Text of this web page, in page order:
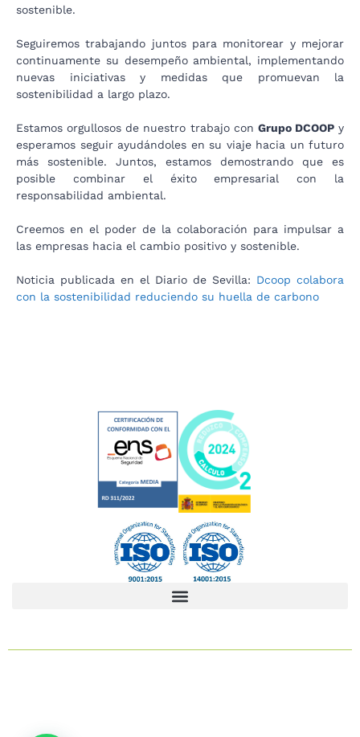
sostenible.
Seguiremos trabajando juntos para monitorear y mejorar
continuamente su desempeño ambiental, implementando
nuevas iniciativas y medidas que promuevan la
sostenibilidad a largo plazo.
Estamos orgullosos de nuestro trabajo con Grupo DCOOPy
esperamos seguir ayudándoles en su viaje hacia un futuro
más sostenible. Juntos, estamos demostrando que es
posible combinar el éxito empresarial con la
responsabilidad ambiental.
Creemos en el poder de la colaboración para impulsar a
las empresas hacia el cambio positivo y sostenible.
Noticia publicada en el Diario de Sevilla: Dcoop colabora
con la sostenibilidad reduciendo su huella de carbono